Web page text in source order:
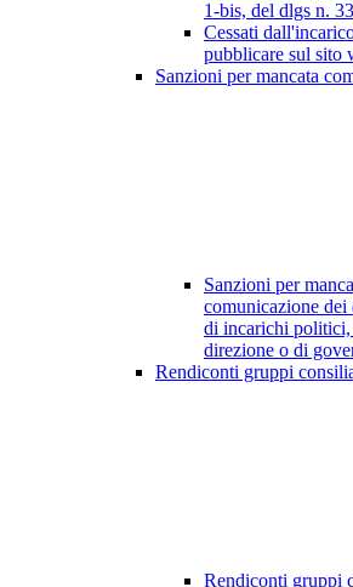
1-bis, del dlgs n.
Cessati
pubblicare sul sito
Sanzioni per mancata
Sanzioni per
comunicazione dei
di incarichi
direzione o di
Rendiconti gruppi
Rendiconti gruppi